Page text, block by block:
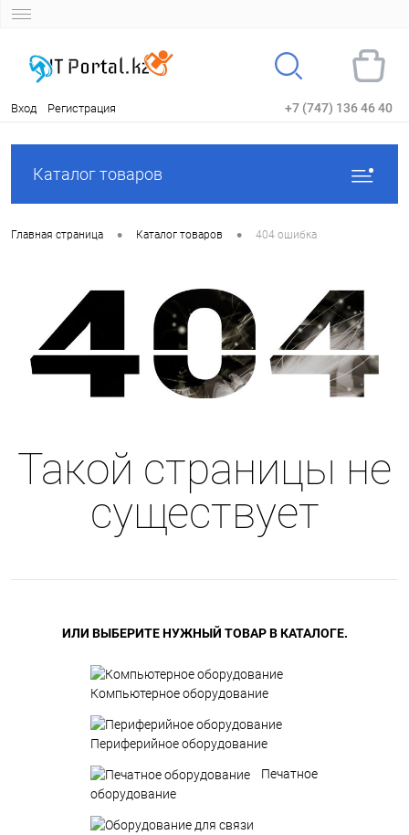
Вход Регистрация +7 (747) 136 46 40
Каталог товаров
Главная страница • Каталог товаров • 404 ошибка
Такой страницы не
существует
ИЛИ ВЫБЕРИТЕ НУЖНЫЙ ТОВАР В КАТАЛОГЕ.
Компьютерное оборудование
Периферийное оборудование
Печатное
оборудование